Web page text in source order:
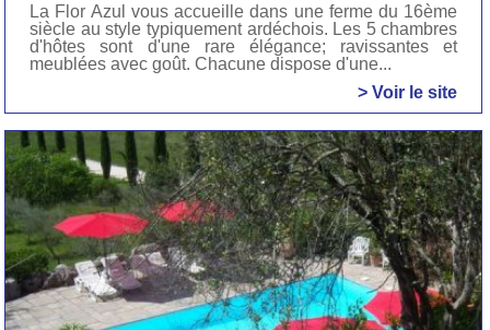
La Flor Azul vous accueille dans une ferme du 16ème
siècle au style typiquement ardéchois. Les 5 chambres
d'hôtes sont d'une rare élégance; ravissantes et
meublées avec goût. Chacune dispose d'une...
> Voir le site